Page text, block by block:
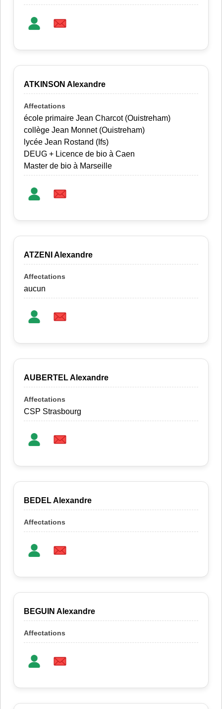
ATKINSON Alexandre
école primaire Jean Charcot (Ouistreham)
collège Jean Monnet (Ouistreham)
lycée Jean Rostand (Ifs)
DEUG + Licence de bio à Caen
Master de bio à Marseille
ATZENI Alexandre
aucun
AUBERTEL Alexandre
CSP Strasbourg
BEDEL Alexandre
BEGUIN Alexandre